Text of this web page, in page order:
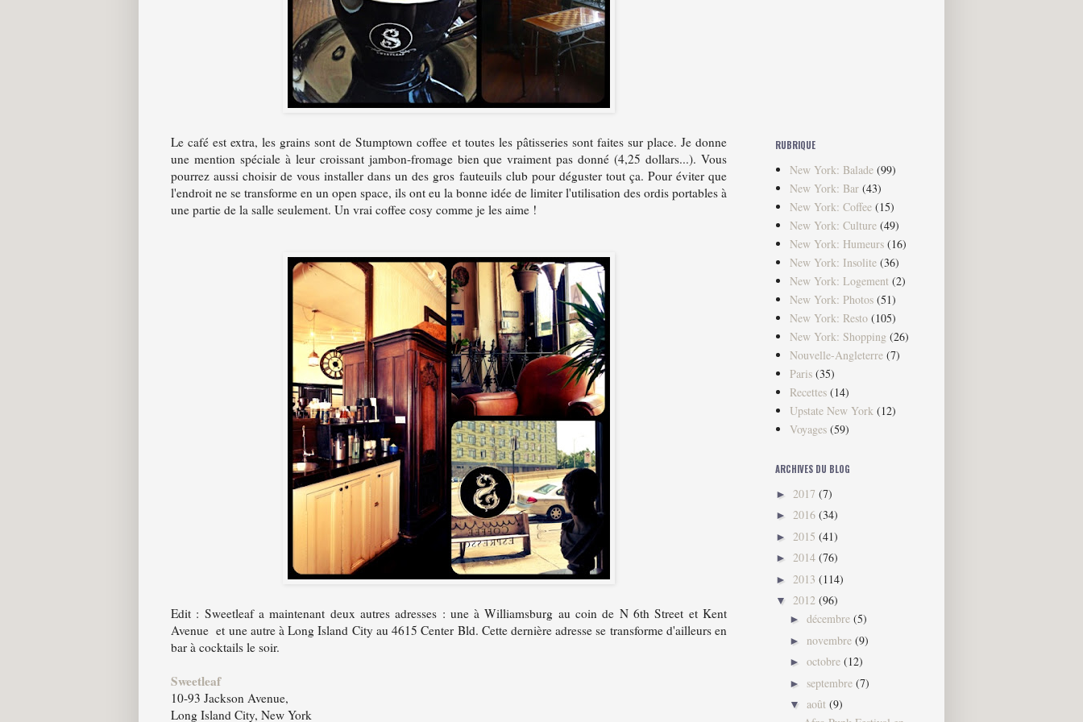
Le café est extra, les grains sont de Stumptown coffee et toutes les pâtisseries sont faites sur place. Je donne
une mention spéciale à leur croissant jambon-fromage bien que vraiment pas donné (4,25 dollars...). Vous
pourrez aussi choisir de vous installer dans un des gros fauteuils club pour déguster tout ça. Pour éviter que
l'endroit ne se transforme en un open space, ils ont eu la bonne idée de limiter l'utilisation des ordis portables à
une partie de la salle seulement. Un vrai coffee cosy comme je les aime !
Edit : Sweetleaf a maintenant deux autres adresses : une à Williamsburg au coin de N 6th Street et Kent
Avenue et une autre à Long Island City au 4615 Center Bld. Cette dernière adresse se transforme d'ailleurs en
bar à cocktails le soir.
Sweetleaf
10-93 Jackson Avenue,
Long Island City, New York
RUBRIQUE
New York: Balade (99)
New York: Bar (43)
New York: Coffee (15)
New York: Culture (49)
New York: Humeurs (16)
New York: Insolite (36)
New York: Logement (2)
New York: Photos (51)
New York: Resto (105)
New York: Shopping (26)
Nouvelle-Angleterre (7)
Paris (35)
Recettes (14)
Upstate New York (12)
Voyages (59)
ARCHIVES DU BLOG
► 2017 (7)
► 2016 (34)
► 2015 (41)
► 2014 (76)
► 2013 (114)
▼ 2012 (96)
► décembre (5)
► novembre (9)
► octobre (12)
► septembre (7)
▼ août (9)